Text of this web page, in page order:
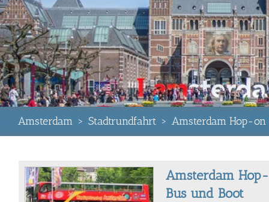
Amsterdam > Stadtrundfahrt > Amsterdam Hop-
Amsterdam
Bus und Boot